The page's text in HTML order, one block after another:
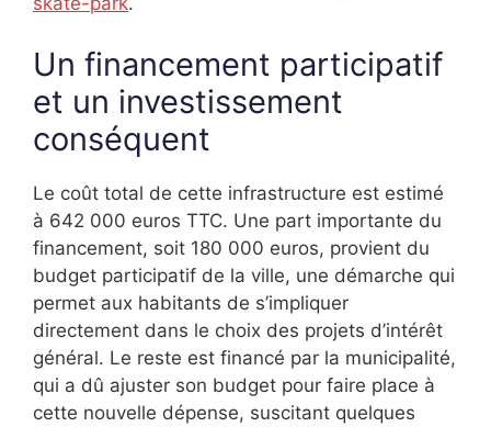
Un financement participatif
et un investissement
conséquent
Le coût total de cette infrastructure est estimé
à 642 000 euros TTC. Une part importante du
financement, soit 180 000 euros, provient du
budget participatif de la ville, une démarche qui
permet aux habitants de s’impliquer
directement dans le choix des projets d’intérêt
général. Le reste est financé par la municipalité,
qui a dû ajuster son budget pour faire place à
cette nouvelle dépense, suscitant quelques